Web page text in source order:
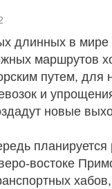
длинных в мире
маршрутов
путем, для
и
новые
планируется
востоке